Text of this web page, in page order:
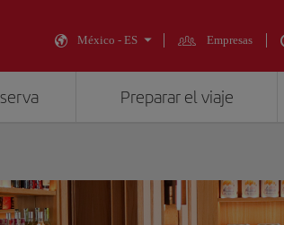
México - ES Empresas
Preparar el viaje